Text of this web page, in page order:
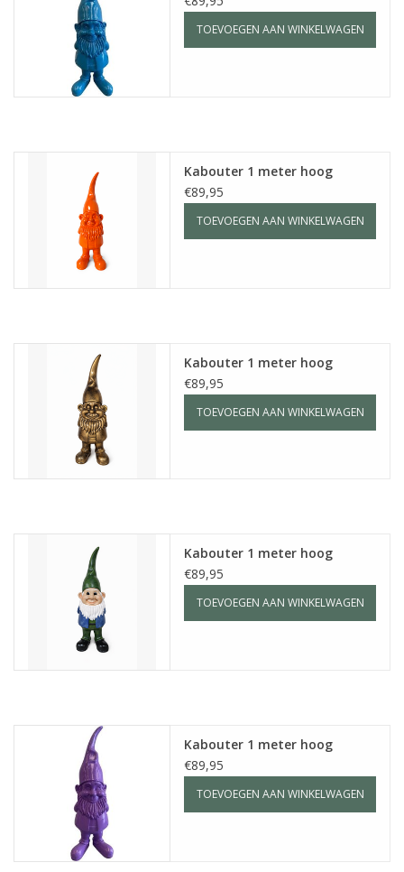
TOEVOEGEN AAN WINKELWAGEN
Kabouter 1 meter hoog
€89,95
TOEVOEGEN AAN WINKELWAGEN
Kabouter 1 meter hoog
€89,95
TOEVOEGEN AAN WINKELWAGEN
Kabouter 1 meter hoog
€89,95
TOEVOEGEN AAN WINKELWAGEN
Kabouter 1 meter hoog
€89,95
TOEVOEGEN AAN WINKELWAGEN